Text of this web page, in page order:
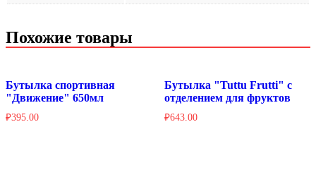
Похожие товары
Бутылка спортивная
"Движение" 650мл
₽395.00
Бутылка "Tuttu Frutti" с
отделением для фруктов
₽643.00